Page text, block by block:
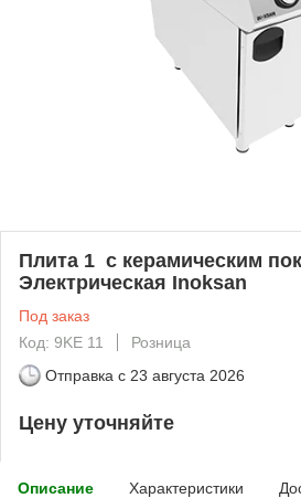
Плита 1 с керамическим
Электрическая Inoksan
Под заказ
Код: 9KE 11
Розница
Отправка с 23 августа 2026
Цену уточняйте
Описание Характеристики